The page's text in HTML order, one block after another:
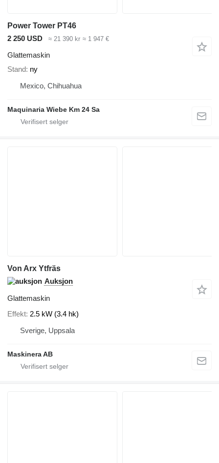
Power Tower PT46
2 250 USD
≈ 21 390 kr ≈ 1 947 €
Glattemaskin
Stand ny
Mexico, Chihuahua
Maquinaria Wiebe Km 24 Sa
Von Arx Ytfräs
Auksjon
Glattemaskin
Effekt 2.5 kW (3.4 hk)
Sverige, Uppsala
Maskinera AB